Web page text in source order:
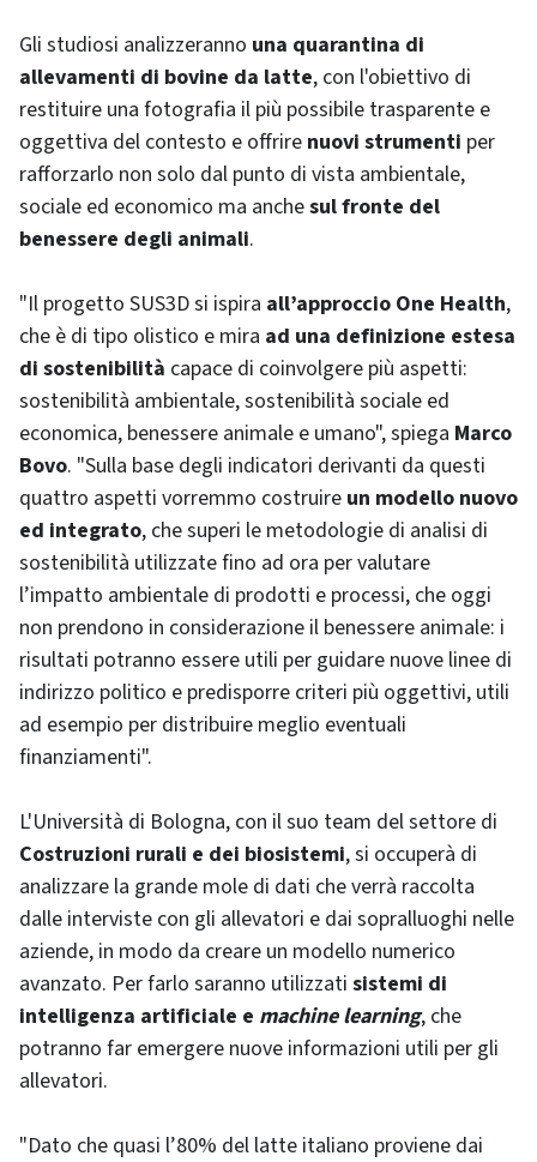
Gli studiosi analizzeranno una quarantina di
allevamenti di bovine da latte, con l'obiettivo di
restituire una fotografia il più possibile trasparente e
oggettiva del contesto e offrire nuovi strumenti per
rafforzarlo non solo dal punto di vista ambientale,
sociale ed economico ma anchesul fronte del
benessere degli animali.
"Il progetto SUS3D si ispira all’approccio One Health,
che è di tipo olistico e mira ad una definizione estesa
di sostenibilità capace di coinvolgere più aspetti:
sostenibilità ambientale, sostenibilità sociale ed
economica, benessere animale e umano", spiega Marco
Bovo. "Sulla base degli indicatori derivanti da questi
quattro aspetti vorremmo costruire un modello nuovo
ed integrato, che superi le metodologie di analisi di
sostenibilità utilizzate fino ad ora per valutare
l’impatto ambientale di prodotti e processi, che oggi
non prendono in considerazione il benessere animale: i
risultati potranno essere utili per guidare nuove linee di
indirizzo politico e predisporre criteri più oggettivi, utili
ad esempio per distribuire meglio eventuali
finanziamenti".
L'Università di Bologna, con il suo team del settore di
Costruzioni rurali e dei biosistemi, si occuperà di
analizzare la grande mole di dati che verrà raccolta
dalle interviste con gli allevatori e dai sopralluoghi nelle
aziende, in modo da creare un modello numerico
avanzato. Per farlo saranno utilizzati sistemi di
intelligenza artificiale e machine learning, che
potranno far emergere nuove informazioni utili per gli
allevatori.
"Dato che quasi l’80% del latte italiano proviene dai